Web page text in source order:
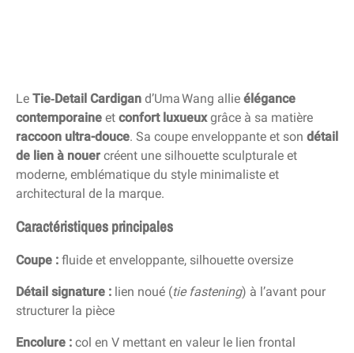
Le Tie‑Detail Cardigan d’Uma Wang allie élégance
contemporaine et confort luxueuxgrâce à sa matière
raccoon ultra-douce. Sa coupe enveloppante et son détail
de lien à nouer créent une silhouette sculpturale et
moderne, emblématique du style minimaliste et
architectural de la marque.
Caractéristiques principales
Coupe : fluide et enveloppante, silhouette oversize
Détail signature : lien noué (tie fastening) à l’avant pour
structurer la pièce
Encolure : col en V mettant en valeur le lien frontal